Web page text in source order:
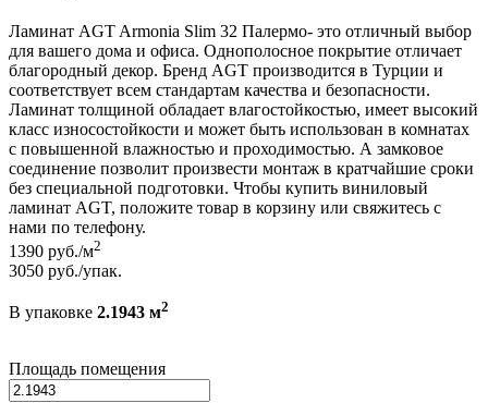
Ламинат AGT Armonia Slim 32 Палермо- это отличный выбор
для вашего дома и офиса. Однополосное покрытие отличает
благородный декор. Бренд AGT производится в Турции и
соответствует всем стандартам качества и безопасности.
Ламинат толщиной обладает влагостойкостью, имеет высокий
класс износостойкости и может быть использован в комнатах
с повышенной влажностью и проходимостью. А замковое
соединение позволит произвести монтаж в кратчайшие сроки
без специальной подготовки. Чтобы купить виниловый
ламинат AGT, положите товар в корзину или свяжитесь с
нами по телефону.
1390 руб./м2
3050 руб./упак.
В упаковке 2.1943 м2
Площадь помещения